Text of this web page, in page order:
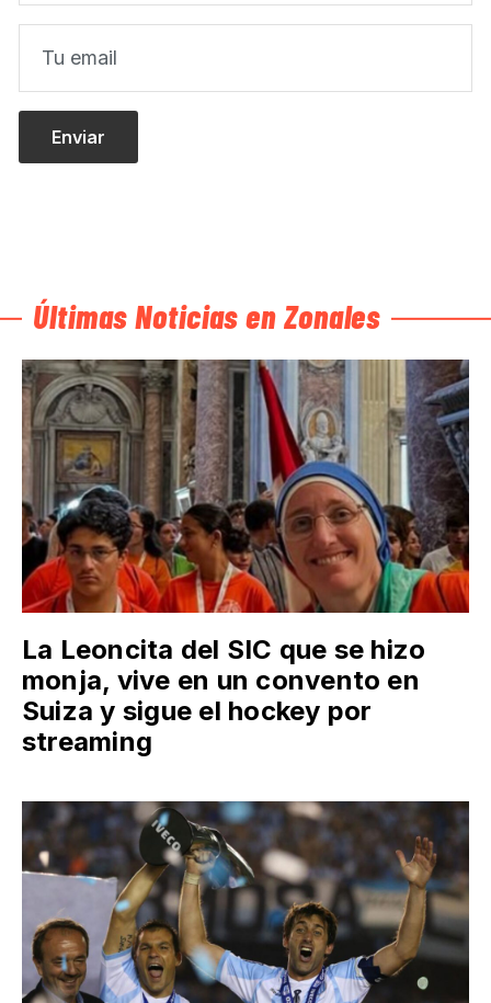
Últimas Noticias en Zonales
La Leoncita del SIC que se hizo
monja, vive en un convento en
Suiza y sigue el hockey por
streaming